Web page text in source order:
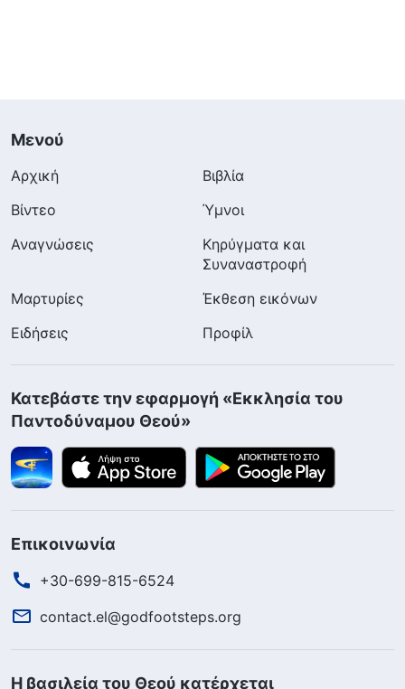
Μενού
Αρχική
Βιβλία
Βίντεο
Ύμνοι
Αναγνώσεις
Κηρύγματα και
Συναναστροφή
Μαρτυρίες
Έκθεση εικόνων
Ειδήσεις
Προφίλ
Κατεβάστε την εφαρμογή «Εκκλησία του
Παντοδύναμου Θεού»
Επικοινωνία
+30-699-815-6524
contact.el@godfootsteps.org
Η βασιλεία του Θεού κατέρχεται